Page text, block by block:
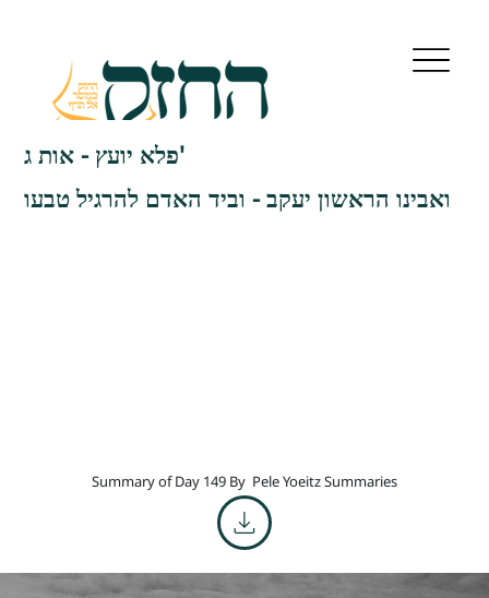
פלא יועץ - אות ג'
ואבינו הראשון יעקב - וביד האדם להרגיל טבעו
Summary of Day 149 By Pele Yoeitz Summaries